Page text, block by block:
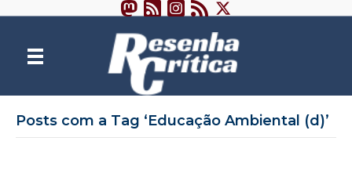
Posts com a Tag ‘Educação Ambiental (d)’